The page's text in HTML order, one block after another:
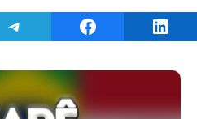
Share on TelegramShare on Facebook